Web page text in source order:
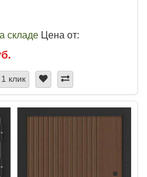
складе Цена от:
клик